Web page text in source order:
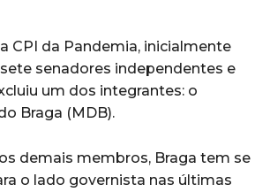
CPI da Pandemia, inicialmente
senadores independentes e
um dos integrantes: o
Braga (MDB).
demais membros, Braga tem se
o lado governista nas últimas